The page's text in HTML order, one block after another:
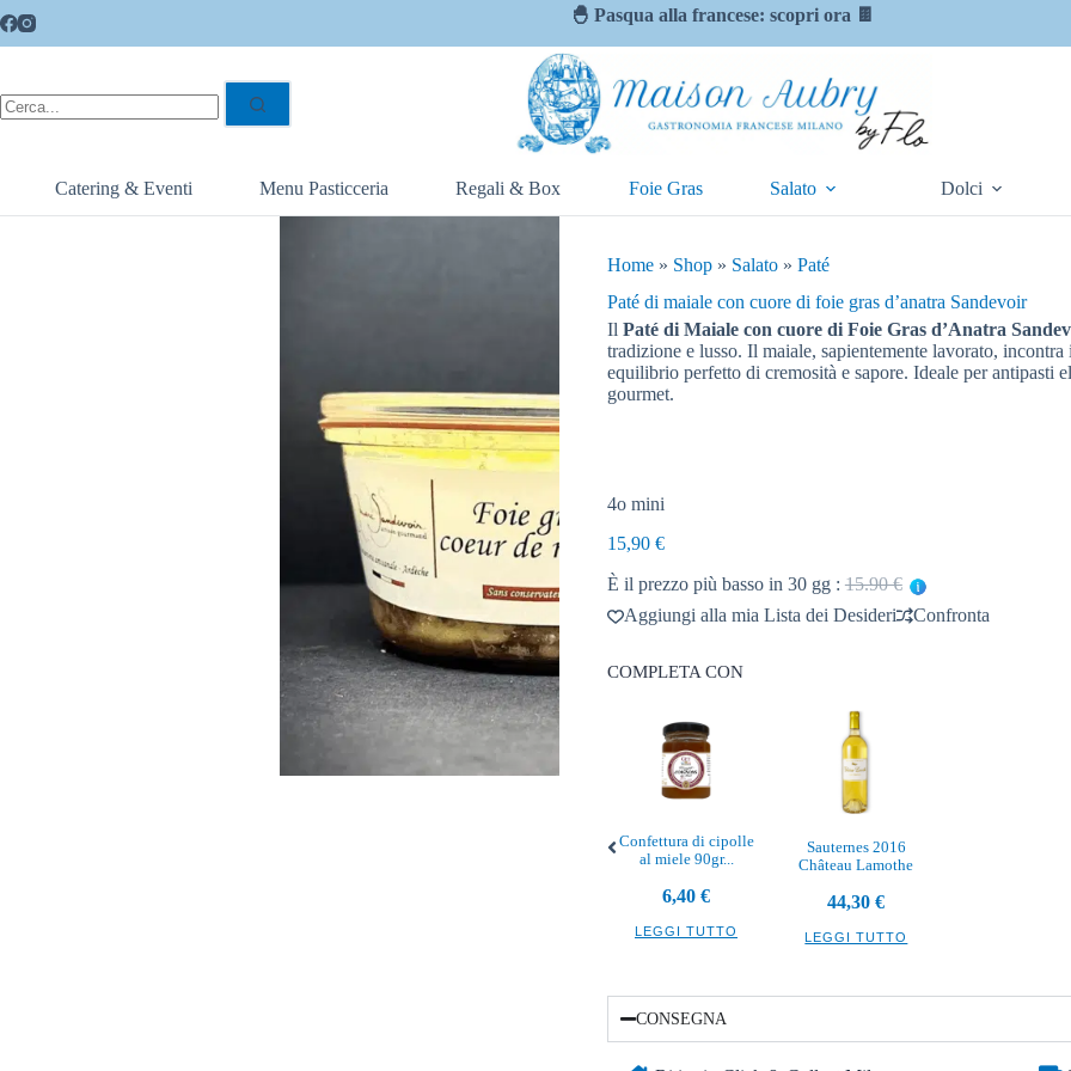
🐣 Pasqua alla francese: scopri ora 🍫
Catering & Eventi Menu Pasticceria Regali & Box Foie Gras Salato Dolci
Home» Shop» Salato» Paté
Paté di maiale con cuore di foie gras d’anatra Sandevoir
Il Paté di Maiale con cuore di Foie Gras d’Anatra
tradizione e lusso. Il maiale, sapientemente lavorato, incontra
equilibrio perfetto di cremosità e sapore. Ideale per antipasti
gourmet.
4o mini
15,90 €
È il prezzo più basso in 30 gg : 15.90 €
Aggiungi alla mia Lista dei Desideri
Confronta
COMPLETA CON
Confettura di cipolle
al miele 90gr...
6,40 €
LEGGI TUTTO
Sauternes 2016
Château Lamothe
44,30€
LEGGI TUTTO
CONSEGNA